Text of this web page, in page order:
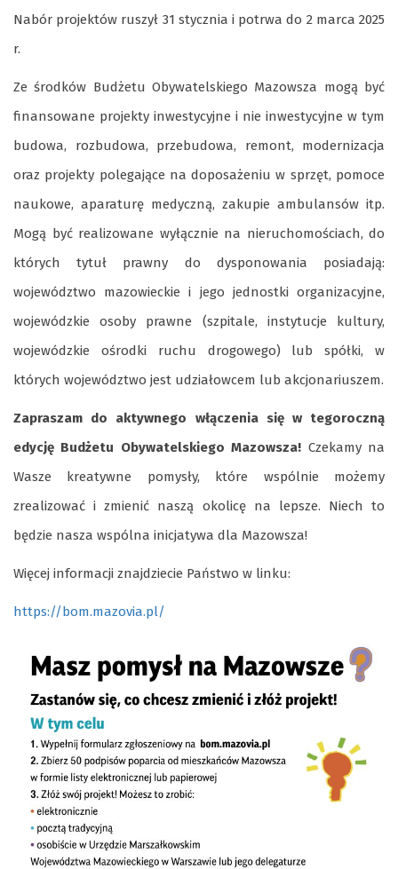
Nabór projektów ruszył 31 stycznia i potrwa do 2 marca 2025
r.
Ze środków Budżetu Obywatelskiego Mazowsza mogą być
finansowane projekty inwestycyjne i nie inwestycyjne w tym
budowa, rozbudowa, przebudowa, remont, modernizacja
oraz projekty polegające na doposażeniu w sprzęt, pomoce
naukowe, aparaturę medyczną, zakupie ambulansów itp.
Mogą być realizowane wyłącznie na nieruchomościach, do
których tytuł prawny do dysponowania posiadają:
województwo mazowieckie i jego jednostki organizacyjne,
wojewódzkie osoby prawne (szpitale, instytucje kultury,
wojewódzkie ośrodki ruchu drogowego) lub spółki, w
których województwo jest udziałowcem lub akcjonariuszem.
Zapraszam do aktywnego włączenia się w tegoroczną
edycję Budżetu Obywatelskiego Mazowsza! Czekamy na
Wasze kreatywne pomysły, które wspólnie możemy
zrealizować i zmienić naszą okolicę na lepsze. Niech to
będzie nasza wspólna inicjatywa dla Mazowsza!
Więcej informacji znajdziecie Państwo w linku:
https://bom.mazovia.pl/